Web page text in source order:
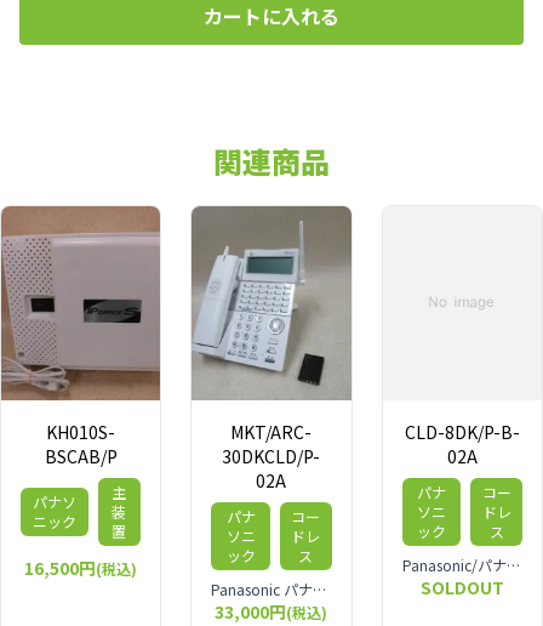
カートに入れる
関連商品
KH010S-
BSCAB/P
パナソ
ニック
主
装
置
16,500円(税込)
MKT/ARC-
30DKCLD/P-
02A
パナ
ソニ
ック
コー
ドレ
ス
Panasonic パナソニック IPoffice 30ボタンカールコードレス電話機
33,000円(税込)
CLD-8DK/P-B-
02A
パナ
ソニ
ック
コー
ドレ
ス
Panasonic/パナソニック IP OFFICE IIコードレス電話機
SOLDOUT